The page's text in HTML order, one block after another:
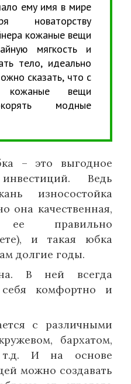
ему имя в мире
новаторству
кожаные вещи
мягкость и
тело, идеально
сказать, что с
кожаные вещи
модные
– это выгодное
Ведь
износостойка
она качественная,
правильно
и такая юбка
долгие годы.
В ней всегда
себя комфортно и
с различными
бархатом,
И на основе
можно создавать